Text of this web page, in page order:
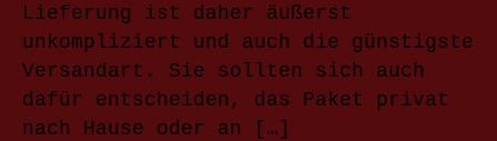
Lieferung ist daher äußerst
unkompliziert und auch die günstigste
Versandart. Sie sollten sich auch
dafür entscheiden, das Paket privat
nach Hause oder an […]